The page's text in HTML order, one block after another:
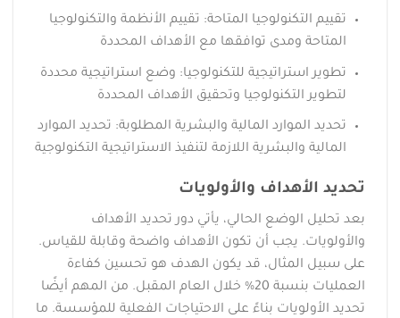
تقييم التكنولوجيا المتاحة: تقييم الأنظمة والتكنولوجيا
المتاحة ومدى توافقها مع الأهداف المحددة
تطوير استراتيجية للتكنولوجيا: وضع استراتيجية محددة
لتطوير التكنولوجيا وتحقيق الأهداف المحددة
تحديد الموارد المالية والبشرية المطلوبة: تحديد الموارد
المالية والبشرية اللازمة لتنفيذ الاستراتيجية التكنولوجية
تحديد الأهداف والأولويات
بعد تحليل الوضع الحالي، يأتي دور تحديد الأهداف
والأولويات. يجب أن تكون الأهداف واضحة وقابلة للقياس.
على سبيل المثال، قد يكون الهدف هو تحسين كفاءة
العمليات بنسبة 20% خلال العام المقبل. من المهم أيضًا
تحديد الأولويات بناءً على الاحتياجات الفعلية للمؤسسة. ما